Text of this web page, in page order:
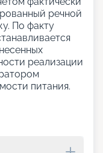
речной
По факту
реализации
питания.